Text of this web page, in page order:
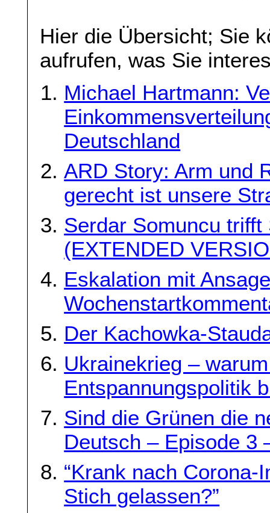
Hier die Übersicht; Sie
aufrufen, was Sie
Michael Hartmann:
Deutschland
ARD Story: Arm und
gerecht ist unsere
Serdar Somuncu
(EXTENDED
Eskalation mit
Der Kachowka-
Ukrainekrieg –
Entspannungspolitik
Sind die Grünen die
Deutsch – Episode 3
“Krank nach
Stich gelassen?”